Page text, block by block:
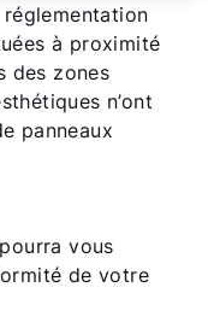
à proximité
des zones
n’ont
panneaux
vous
de votre